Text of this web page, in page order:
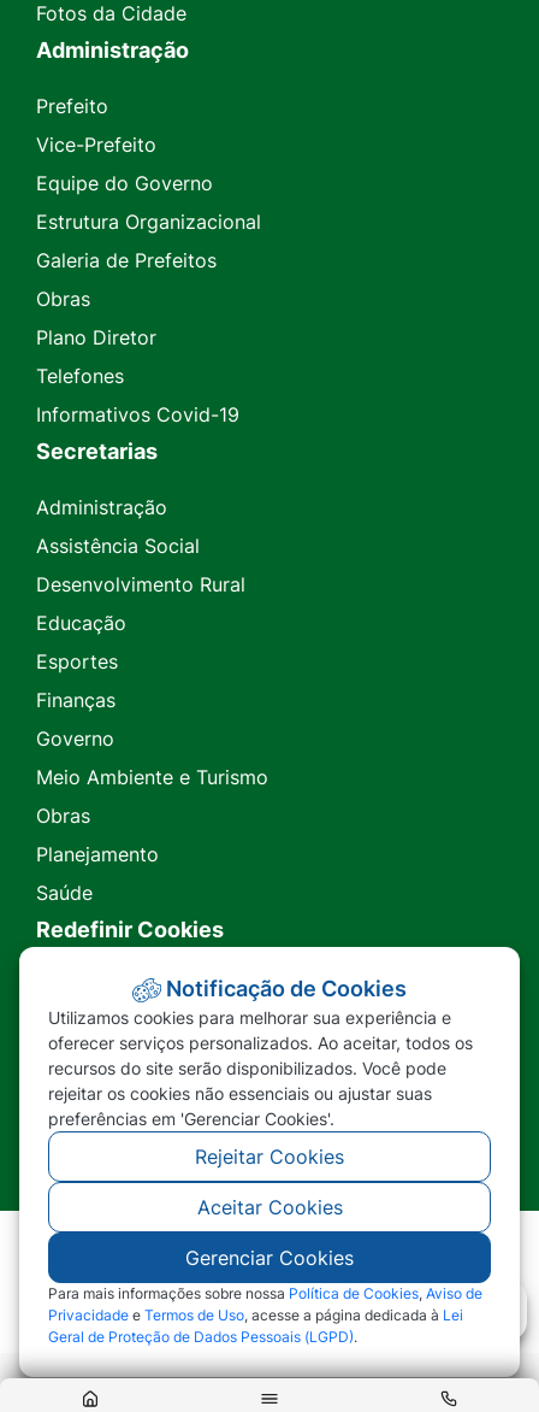
Fotos da Cidade
Administração
Prefeito
Vice-Prefeito
Equipe do Governo
Estrutura Organizacional
Galeria de Prefeitos
Obras
Plano Diretor
Telefones
Informativos Covid-19
Secretarias
Administração
Assistência Social
Desenvolvimento Rural
Educação
Esportes
Finanças
Governo
Meio Ambiente e Turismo
Obras
Planejamento
Saúde
Redefinir Cookies
Transparência
Ouvidoria
SIC
©2026 - Prefeitura Municipal de Nova Lacerda -
MT - Todos os direitos reservados
Notificação de Cookies
Utilizamos cookies para melhorar sua experiência e
oferecer serviços personalizados. Ao aceitar, todos os
recursos do site serão disponibilizados. Você pode
rejeitar os cookies não essenciais ou ajustar suas
preferências em 'Gerenciar Cookies'.
Rejeitar Cookies
Aceitar Cookies
Gerenciar Cookies
Para mais informações sobre nossa Política de Cookies, Aviso de
Privacidade e Termos de Uso, acesse a página dedicada à Lei
Geral de Proteção de Dados Pessoais (LGPD).